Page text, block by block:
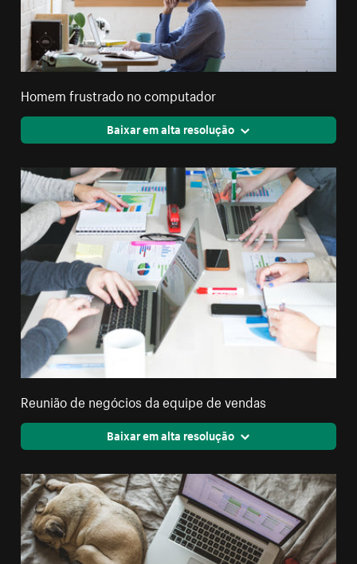
Homem frustrado no computador
Baixar em alta resolução
Reunião de negócios da equipe de vendas
Baixar em alta resolução